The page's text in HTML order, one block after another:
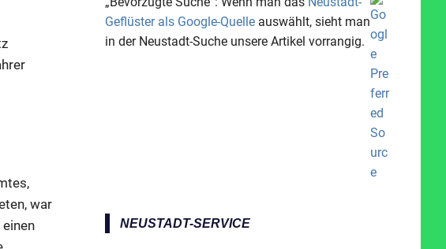
war
Geflüster als Google-Quelle auswählt, sieht man
in der Neustadt-Suche unsere Artikel vorrangig.
NEUSTADT-SERVICE